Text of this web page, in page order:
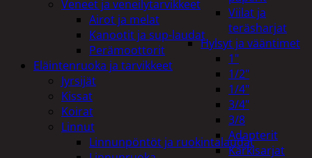
Viilat ja
teräsharjat
Hylsyt ja vääntimet
1"
1/2"
1/4"
3/4"
3/8
Adapterit
Kärkisarjat
Veneet ja veneilytarvikkeet
Airot ja melat
Kanootit ja sup-laudat
Perämoottorit
Eläintenruoka ja tarvikkeet
Jyrsijät
Kissat
Koirat
Linnut
Linnunpöntöt ja ruokintalaudat